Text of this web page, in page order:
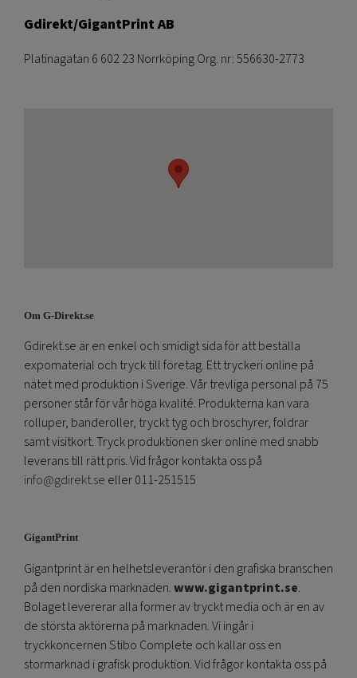
Gdirekt/GigantPrint AB
Platinagatan 6 602 23 Norrköping Org. nr: 556630-2773
Om G-Direkt.se
Gdirekt.se är en enkel och smidigt sida för att beställa
expomaterial och tryck till företag. Ett tryckeri online på
nätet med produktion i Sverige. Vår trevliga personal på 75
personer står för vår höga kvalité. Produkterna kan vara
rolluper, banderoller, tryckt tyg och broschyrer, foldrar
samt visitkort. Tryck produktionen sker online med snabb
leverans till rätt pris. Vid frågor kontakta oss på
info@gdirekt.se eller 011-251515
GigantPrint
Gigantprint är en helhetsleverantör i den grafiska branschen
på den nordiska marknaden.www.gigantprint.se.
Bolaget levererar alla former av tryckt media och är en av
de största aktörerna på marknaden. Vi ingår i
tryckkoncernen Stibo Complete och kallar oss en
stormarknad i grafisk produktion. Vid frågor kontakta oss på